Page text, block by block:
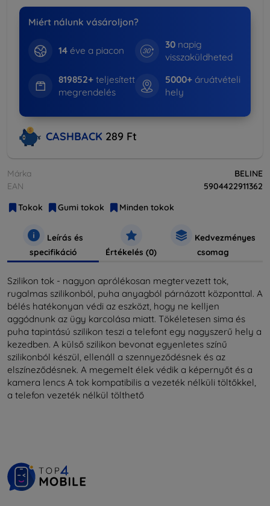
Miért nálunk vásároljon?
14éve a piacon
30 napig
visszaküldheted
819852+teljesített
megrendelés
5000+ áruátvételi
hely
CASHBACK 289 Ft
Márka
BELINE
EAN
5904422911362
Tokok
Gumi tokok Minden tokok
Leírás és
specifikáció
Értékelés (0)
Kedvezményes
csomag
Szilikon tok - nagyon aprólékosan megtervezett tok,
rugalmas szilikonból, puha anyagból párnázott központtal. A
bélés hatékonyan védi az eszközt, hogy ne kelljen
aggódnunk az ügy karcolása miatt. Tökéletesen sima és
puha tapintású szilikon teszi a telefont egy nagyszerű hely a
kezedben. A külső szilikon bevonat egyenletes színű
szilikonból készül, ellenáll a szennyeződésnek és az
elszíneződésnek. A megemelt élek védik a képernyőt és a
kamera lencs A tok kompatibilis a vezeték nélküli töltőkkel,
a telefon vezeték nélkül tölthető